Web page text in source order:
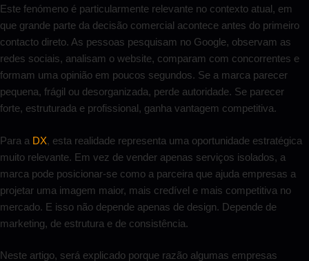
Este fenómeno é particularmente relevante no contexto atual, em
que grande parte da decisão comercial acontece antes do primeiro
contacto direto. As pessoas pesquisam no Google, observam as
redes sociais, analisam o website, comparam com concorrentes e
formam uma opinião em poucos segundos. Se a marca parecer
pequena, frágil ou desorganizada, perde autoridade. Se parecer
forte, estruturada e profissional, ganha vantagem competitiva.
Para a DX, esta realidade representa uma oportunidade estratégica
muito relevante. Em vez de vender apenas serviços isolados, a
marca pode posicionar-se como a parceira que ajuda empresas a
projetar uma imagem maior, mais credível e mais competitiva no
mercado. E isso não depende apenas de design. Depende de
marketing, de estrutura e de consistência.
Neste artigo, será explicado porque razão algumas empresas